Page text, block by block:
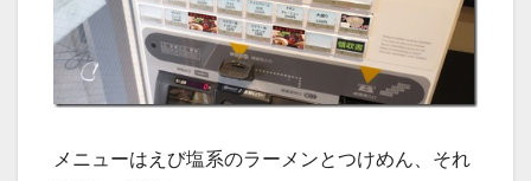
メニューはえび塩系のラーメンとつけめん、それ